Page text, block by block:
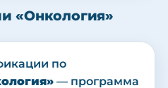
«Онкология»
по
— программа